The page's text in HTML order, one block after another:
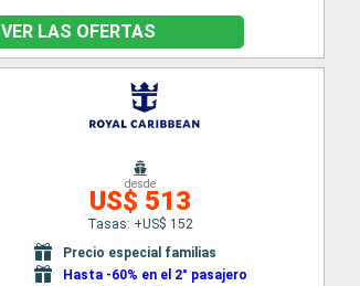
VER LAS OFERTAS
desde
US$ 513
Tasas: +US$ 152
Precio especial familias
Hasta -60% en el 2° pasajero